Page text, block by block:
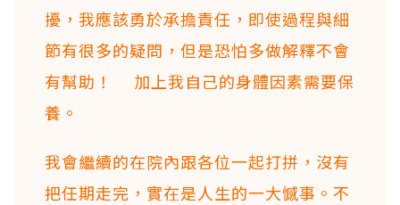
擾，我應該勇於承擔責任，即使過程與細
節有很多的疑問，但是恐怕多做解釋不會
有幫助！ 加上我自己的身體因素需要保
養。
我會繼續的在院內跟各位一起打拼，沒有
把任期走完，實在是人生的一大憾事。不